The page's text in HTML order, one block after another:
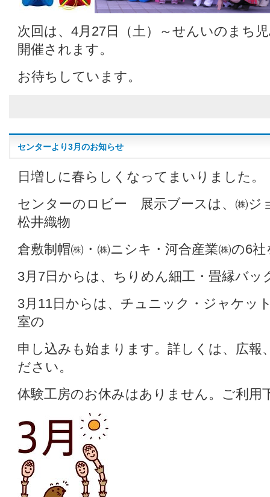
次回は、4月27日（土）～せんいのまち
開催されます。
お待ちしています。
センターより3月のお知らせ
日増しに春らしくなってまいりました。
センターのロビー 展示ブースは、㈱ジ
松井織物
倉敷制帽㈱・㈱ニシキ・河合産業㈱の6
3月7日からは、ちりめん細工・畳縁バッ
3月11日からは、チュニック・ジャケッ
室の
申し込みも始まります。詳しくは、広報
ださい。
体験工房のお休みはありません。ご利用